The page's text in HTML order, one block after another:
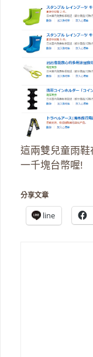
這兩雙兒童雨鞋
一千塊台幣喔!
分享文章
line